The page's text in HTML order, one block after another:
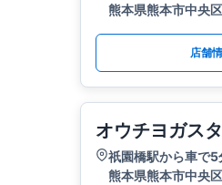
熊本県熊本市中央
店舗
オウチヨガス
祇園橋駅から車で5
熊本県熊本市中央